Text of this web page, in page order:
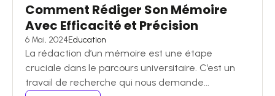
Comment Rédiger Son Mémoire
Avec Efficacité et Précision
6 Mai, 2024Education
La rédaction d’un mémoire est une étape
cruciale dans le parcours universitaire. C’est un
travail de recherche qui nous demande...